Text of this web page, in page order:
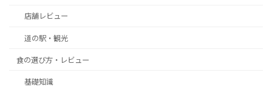
店舗レビュー
道の駅・観光
食の選び方・レビュー
基礎知識